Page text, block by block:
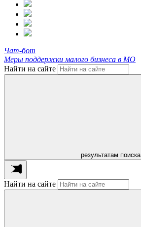
Чат-бот
Меры поддержки малого бизнеса в МО
Найти на сайте
результатам поиска
Найти на сайте